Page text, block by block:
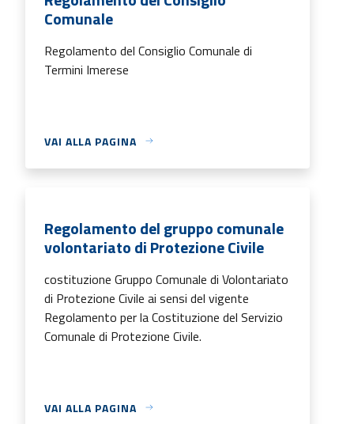
Comunale
Regolamento del Consiglio Comunale di
Termini Imerese
VAI ALLA PAGINA
Regolamento del gruppo comunale
volontariato di Protezione Civile
costituzione Gruppo Comunale di Volontariato
di Protezione Civile ai sensi del vigente
Regolamento per la Costituzione del Servizio
Comunale di Protezione Civile.
VAI ALLA PAGINA